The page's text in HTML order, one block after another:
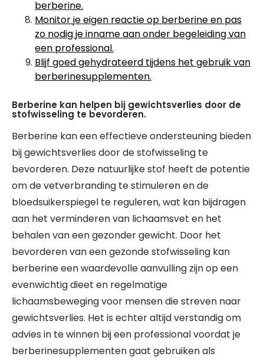
berberine.
Monitor je eigen reactie op berberine en pas
zo nodig je inname aan onder begeleiding van
een professional.
Blijf goed gehydrateerd tijdens het gebruik van
berberinesupplementen.
Berberine kan helpen bij gewichtsverlies door de
stofwisseling te bevorderen.
Berberine kan een effectieve ondersteuning bieden
bij gewichtsverlies door de stofwisseling te
bevorderen. Deze natuurlijke stof heeft de potentie
om de vetverbranding te stimuleren en de
bloedsuikerspiegel te reguleren, wat kan bijdragen
aan het verminderen van lichaamsvet en het
behalen van een gezonder gewicht. Door het
bevorderen van een gezonde stofwisseling kan
berberine een waardevolle aanvulling zijn op een
evenwichtig dieet en regelmatige
lichaamsbeweging voor mensen die streven naar
gewichtsverlies. Het is echter altijd verstandig om
advies in te winnen bij een professional voordat je
berberinesupplementen gaat gebruiken als